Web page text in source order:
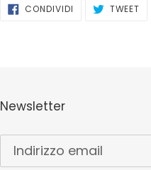
CONDIVIDI CONDIVIDITWEET
Newsletter